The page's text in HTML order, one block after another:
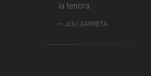
la tenora.
JULI GARRETA